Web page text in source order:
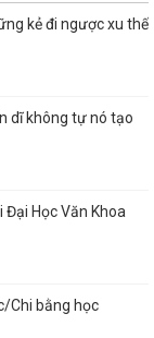
kẻ đi ngược xu thế
dĩ không tự nó tạo
Đại Học Văn Khoa
Chi bằng học